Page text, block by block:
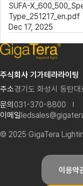
SUFA-
Type_251217_en.pdf
Dec 17, 2025
주식회사 기가테라라이팅
주소경기도 화성시 동탄
문의031-370-8800
이메일
© 2025 GigaTera
이용약